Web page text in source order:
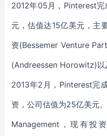
2012年05月，Pinterest完
元，估值达15亿美元，主
资(Bessemer Venture
(Andreessen Horowitz)以
2013年2月，Pinterest完
资，公司估值为25亿美元
Management，现有投